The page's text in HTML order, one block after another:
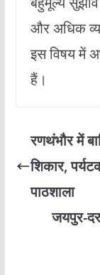
और अधिक
इस विषय में
हैं।
रणथंभौर में
शिकार,
पाठशाला
जयपुर-